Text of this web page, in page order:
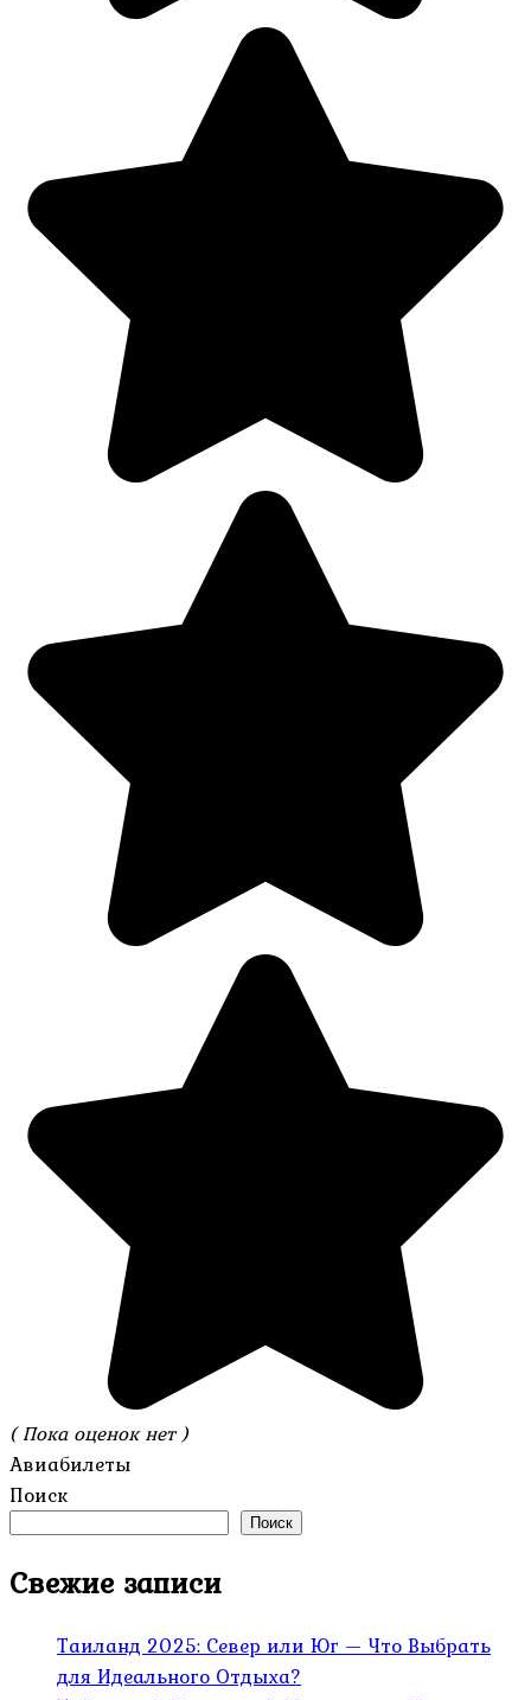
( Пока оценок нет )
Авиабилеты
Поиск
Поиск
Свежие записи
Таиланд 2025: Север или Юг — Что Выбрать
для Идеального Отдыха?